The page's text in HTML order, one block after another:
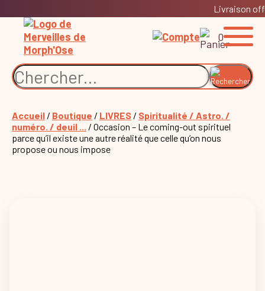
Livraison
0
Accueil / Boutique / LIVRES / Spiritualité / Astro. /
numéro. / deuil ... / Occasion – Le coming-out spirituel
parce qu’il existe une autre réalité que celle qu’on nous
propose ou nous impose